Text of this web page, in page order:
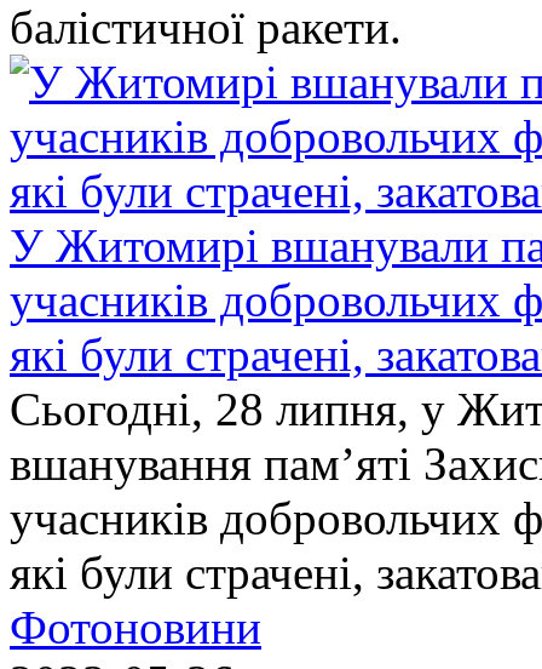
балістичної ракети.
У Житомирі вшанували
учасників добровольчих
які були страчені,
Сьогодні, 28 липня, у
вшанування пам’яті
учасників добровольчих
які були страчені,
Фотоновини